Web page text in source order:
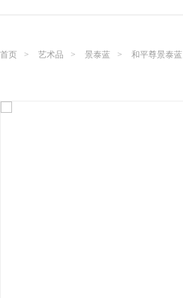
首页 > 艺术品 > 景泰蓝 > 和平尊景泰蓝